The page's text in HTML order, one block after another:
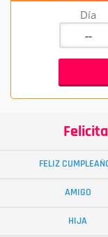
Día
FELIZ
AMIGO
HIJA